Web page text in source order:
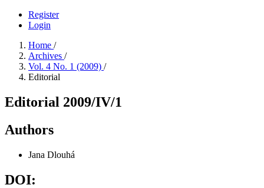
Register
Login
Home /
Archives /
Vol. 4 No. 1 (2009) /
Editorial
Editorial 2009/IV/1
Authors
Jana Dlouhá
DOI: